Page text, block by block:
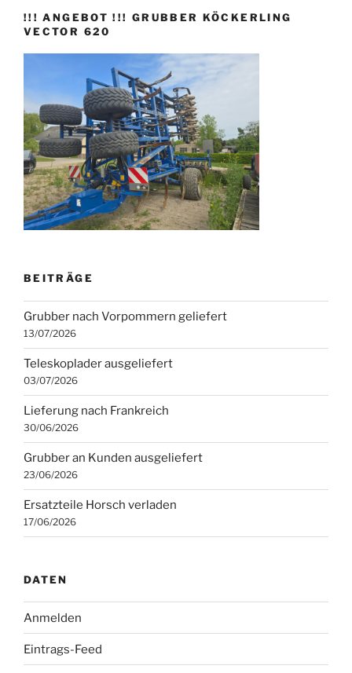
!!! ANGEBOT !!! GRUBBER KÖCKERLING
VECTOR 620
BEITRÄGE
Grubber nach Vorpommern geliefert
13/07/2026
Teleskoplader ausgeliefert
03/07/2026
Lieferung nach Frankreich
30/06/2026
Grubber an Kunden ausgeliefert
23/06/2026
Ersatzteile Horsch verladen
17/06/2026
DATEN
Anmelden
Eintrags-Feed